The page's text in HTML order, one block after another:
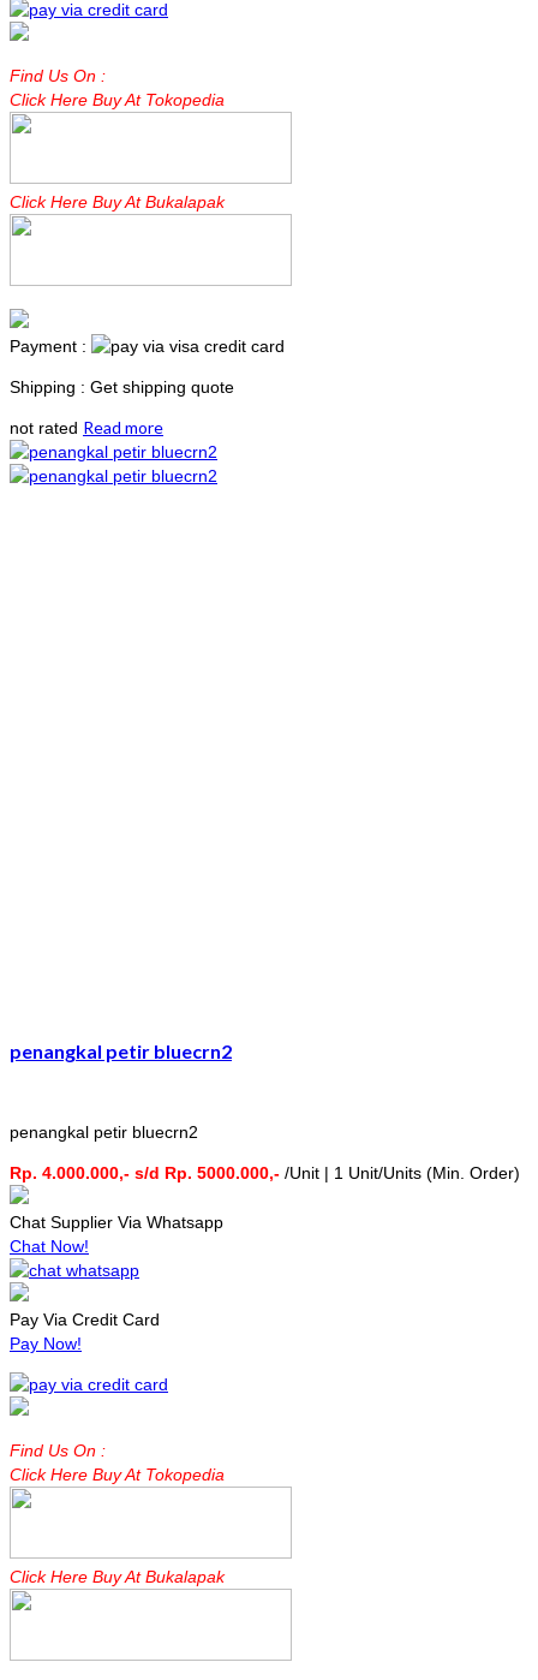
Find Us On :
Click Here Buy At Tokopedia
Click Here Buy At Bukalapak
Payment :
Shipping : Get shipping quote
not rated Read more
penangkal petir bluecrn2
penangkal petir bluecrn2
Rp. 4.000.000,- s/d Rp. 5000.000,- /Unit | 1 Unit/Units (Min. Order)
Chat Supplier Via Whatsapp
Chat Now!
Pay Via Credit Card
Pay Now!
Find Us On :
Click Here Buy At Tokopedia
Click Here Buy At Bukalapak